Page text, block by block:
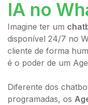
IA no
Imagine ter um
disponível 24/7 no
cliente de forma
é o poder de um
Diferente dos
programadas, os